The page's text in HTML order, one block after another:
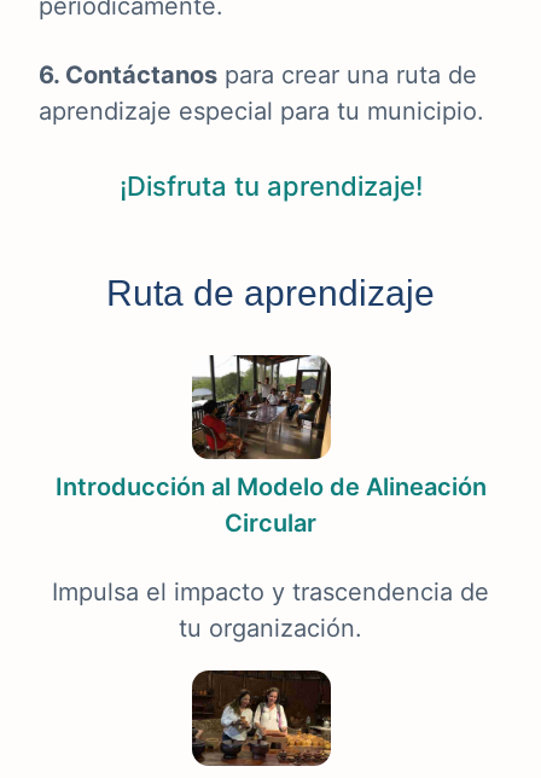
6. Contáctanos para crear una ruta de
aprendizaje especial para tu municipio.
¡Disfruta tu aprendizaje!
Ruta de aprendizaje
Introducción al Modelo de Alineación
Circular
Impulsa el impacto y trascendencia de
tu organización.